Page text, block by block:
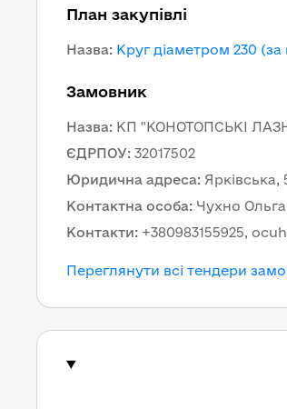
План закупівлі
Назва: Круг діаметром 230
Замовник
Назва: КП "КОНОТОПСЬКІ
ЄДРПОУ: 32017502
Юридична адреса: Ярківська,
Контактна особа: Чухно
Контакти: +380983155925,
Переглянути всі тендери